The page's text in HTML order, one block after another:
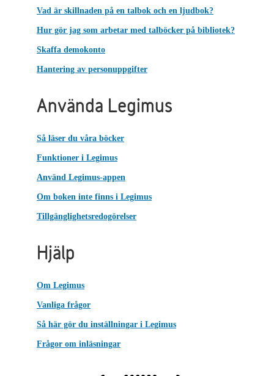
Vad är skillnaden på en talbok och en ljudbok?
Hur gör jag som arbetar med talböcker på bibliotek?
Skaffa demokonto
Hantering av personuppgifter
Använda Legimus
Så läser du våra böcker
Funktioner i Legimus
Använd Legimus-appen
Om boken inte finns i Legimus
Tillgänglighetsredogörelser
Hjälp
Om Legimus
Vanliga frågor
Så här gör du inställningar i Legimus
Frågor om inläsningar